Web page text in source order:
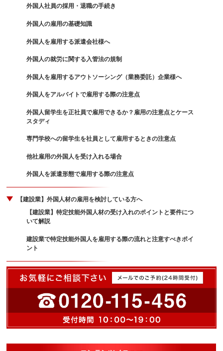
外国人社員の採用・退職の手続き
外国人の雇用の基礎知識
外国人を雇用する派遣会社様へ
外国人の就労に関する入管法の規制
外国人を雇用するアウトソーシング（業務委託）企業様へ
外国人をアルバイトで雇用する際の注意点
外国人留学生を正社員で雇用できるか？雇用の注意点とケース
スタディ
専門学校への留学生を社員として雇用するときの注意点
他社雇用の外国人を受け入れる場合
外国人を派遣形態で雇用する際の注意点
【建設業】外国人材の雇用を検討している方へ
【建設業】特定技能外国人材の受け入れのポイントと要件につ
いて解説
建設業で特定技能外国人を雇用する際の流れと注意すべきポイ
ント